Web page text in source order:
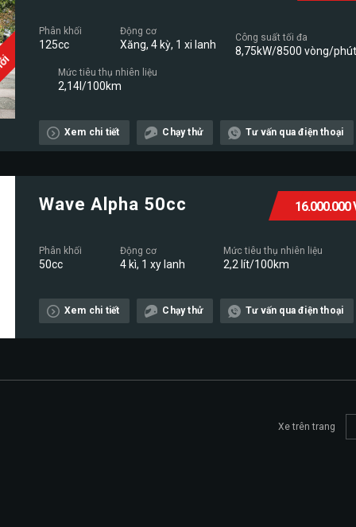
Phân khối
125cc
Động cơ
Xăng, 4 kỳ, 1 xi lanh
Công suất tối đa
8,75kW/8500 vòng/phút
Mức tiêu thụ nhiên liệu
2,14l/100km
Xem chi tiết Chạy thử Tư vấn qua điện thoại
16.000.000
Wave Alpha 50cc
Phân khối
50cc
Động cơ
4 kì, 1 xy lanh
Mức tiêu thụ nhiên liệu
2,2 lít/100km
Xem chi tiết Chạy thử Tư vấn qua điện thoại
Xe trên trang